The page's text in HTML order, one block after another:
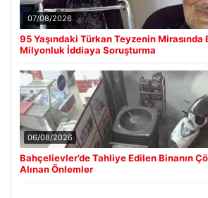
07/08/2026
95 Yaşındaki Türkan Teyzenin Mirasında
Milyonluk İddiaya Soruşturma
06/08/2026
Bahçelievler’de Tahliye Edilen Binanın
Alınan Önlemler